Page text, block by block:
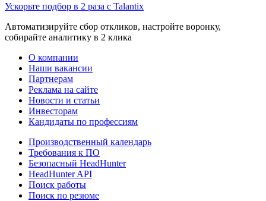
Ускорьте подбор в 2 раза с Talantix
Автоматизируйте сбор откликов, настройте воронку,
собирайте аналитику в 2 клика
О компании
Наши вакансии
Партнерам
Реклама на сайте
Новости и статьи
Инвесторам
Кандидаты по профессиям
Производственный календарь
Требования к ПО
Безопасный HeadHunter
HeadHunter API
Поиск работы
Поиск по резюме